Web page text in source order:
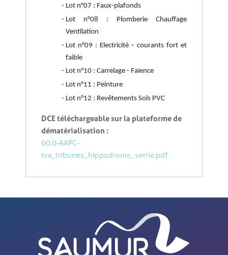
Lot n°07 : Faux-plafonds
Lot n°08 : Plomberie Chauffage
Ventilation
Lot n°09 : Electricité – courants fort et
faible
Lot n°10 : Carrelage - Faïence
Lot n°11 : Peinture
Lot n°12 : Revêtements Sols PVC
DCE téléchargeable sur la plateforme de
dématérialisation :
00.0-AAPC-
tvx_tribunes_hippodrome_verrie.pdf